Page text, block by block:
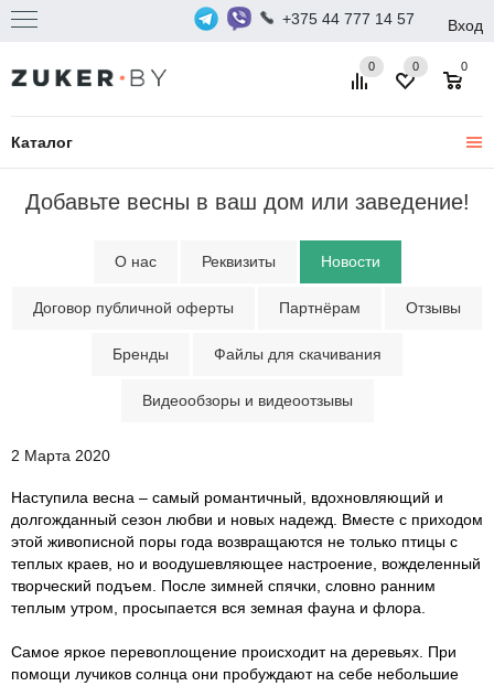
+375 44 777 14 57 Вход
Каталог
0 0
0
Добавьте весны в ваш дом или заведение!
О нас Реквизиты Новости
Договор публичной оферты Партнёрам Отзывы
Бренды Файлы для скачивания
Видеообзоры и видеоотзывы
2 Марта 2020
Наступила весна – самый романтичный, вдохновляющий и
долгожданный сезон любви и новых надежд. Вместе с приходом
этой живописной поры года возвращаются не только птицы с
теплых краев, но и воодушевляющее настроение, вожделенный
творческий подъем. После зимней спячки, словно ранним
теплым утром, просыпается вся земная фауна и флора.
Самое яркое перевоплощение происходит на деревьях. При
помощи лучиков солнца они пробуждают на себе небольшие